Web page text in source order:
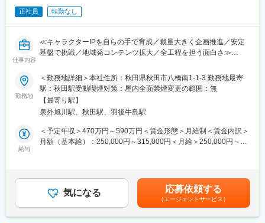
＊ 言語：Go，Python
＊ クラウド：AWS/Tencent Cloud
＊ DBサーバー：Amazon Aurora
＊ 椅子：アーロンチェア
◎サーバーサイドエンジニア：4名
◎iOSエンジニア：7名
◎Androidエンジニア：10名
◎フロントエンジニア：12名
エンジニア同士の席も近く、Slackでこまめに連絡を取っているの
で、困ったことがあればすぐに確認できる環境が整っています。
◎エンジニアのアイデアから生まれたシステム機能もあり、プロ
ダクトを作っている実感が得られる環境です！
◎基本的にはやりたい人がやるという文化もあり、主体的なメン
バーが揃っています。一緒に業務を進めることはとっても刺激に
正社員 転勤なし
仕事内容
≪キャラクターIPを自らの手で育成／裁量大きく企画推進／安定
基盤で挑戦／地域発コンテンツ拡大／全工程を担う面白さ≫
・自社キャラクターIPを起点に戦略から実行まで一気通貫で関わ
れる裁量の大きさ
・残業月10時間程度かつ土日祝休みで創造性を発揮し続けられる
働き方
・通信×メディアの安定基盤のもと新規コンテンツ事業へ挑戦でき
る成長環境
■職務内容：
・ライセンス営業および契約管理
・他社とのコラボレーション企画提案・交渉
勤務地
＜勤務地詳細＞本社住所：秋田県秋田市八橋南1-1-3 勤務地最寄
駅：秋田駅受動喫煙対策：屋内全面禁煙変更の範囲：無
【最寄り駅】
泉外旭川駅、秋田駅、羽後牛島駅
給与
＜予定年収＞470万円～590万円＜賃金形態＞月給制＜賃金内訳＞
月額（基本給）：250,000円～315,000円＜月給＞250,000円～
あくまでも目安の金額であり、選考を通じて上下する可能性があ
ります。月給(月額)は固定手当を含めた表記です。
気になる 応募依頼する
（エージェントサービス）